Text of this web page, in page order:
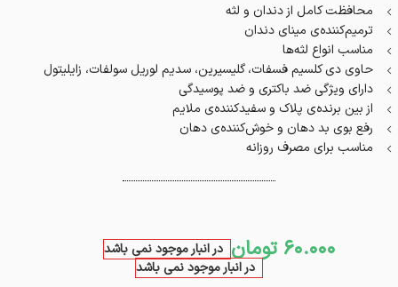
محافظت کامل از دندان و لثه
ترمیم‌کننده‌ی مینای دندان
مناسب انواع لثه‌ها
حاوی دی کلسیم فسفات، گلیسیرین، سدیم لوریل سولفات، زایلیتول
دارای ویژگی ضد باکتری و ضد پوسیدگی
از بین برنده‌ی پلاک و سفید‌کننده‌ی ملایم
رفع بوی بد دهان و خوش‌کننده‌ی دهان
مناسب برای مصرف روزانه
60.000 تومان در انبار موجود نمی باشد
در انبار موجود نمی باشد